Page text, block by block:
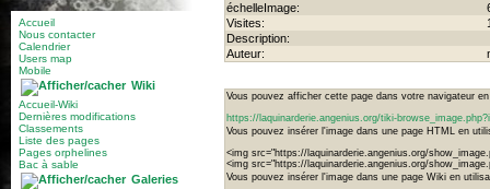
Accueil
Nous contacter
Calendrier
Users map
Mobile
Wiki
Accueil-Wiki
Dernières modifications
Classements
Liste des pages
Pages orphelines
Bac à sable
Galeries
échelleImage:
Visites:
Description:
Auteur:
Vous pouvez afficher cette page dans votre navigateur
https://laquinarderie.angenius.org/tiki-
Vous pouvez insérer l'image dans une page HTML en
<img src="https://laquinarderie.angenius.org/
<img src="https://laquinarderie.angenius.org/
Vous pouvez insérer l'image dans une page Wiki en